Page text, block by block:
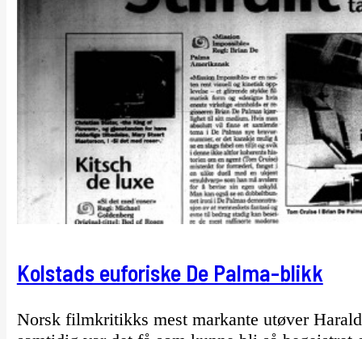
Kolstads euforiske De Palma-blikk
Norsk filmkritikks mest markante utøver